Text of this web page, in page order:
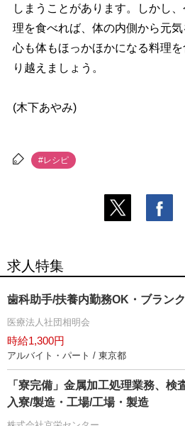
しまうことがあります。しかし
理を食べれば、体の内側から元気
心も体もほっかほかになる料理
り越えましょう。
(木下あやみ)
#レシピ
求人特集
歯科助手/扶養内勤務OK・ブラン
医療法人社団相明会
時給1,300円
アルバイト・パート / 東京都
「寮完備」金属加工処理業務、検
入寮/製造・工場/工場・製造